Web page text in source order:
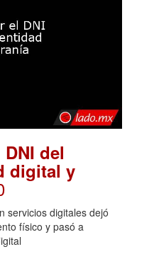
del
digital y
servicios digitales dejó
físico y pasó a